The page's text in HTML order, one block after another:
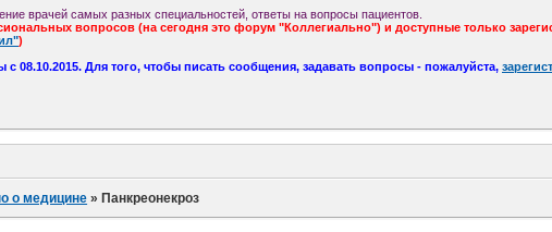
врачей самых разных специальностей, ответы на вопросы пациентов.
вопросов (на сегодня это форум "Коллегиально") и доступные только
)
08.10.2015. Для того, чтобы писать сообщения, задавать вопросы - пожалуйста,
о медицине » Панкреонекроз